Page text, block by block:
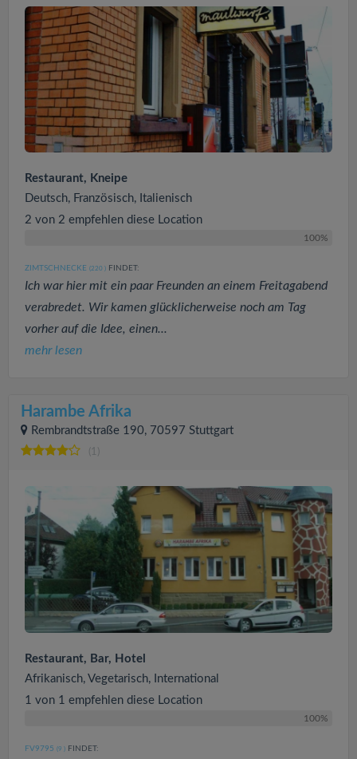
Restaurant, Kneipe
Deutsch, Französisch, Italienisch
2 von 2 empfehlen diese Location
100%
ZIMTSCHNECKE (220 ) FINDET:
Ich war hier mit ein paar Freunden an einem Freitagabend
verabredet. Wir kamen glücklicherweise noch am Tag
vorher auf die Idee, einen...
mehr lesen
Harambe Afrika
Rembrandtstraße 190, 70597 Stuttgart
Restaurant, Bar, Hotel
Afrikanisch, Vegetarisch, International
1 von 1 empfehlen diese Location
100%
FV9795 (9 ) FINDET: